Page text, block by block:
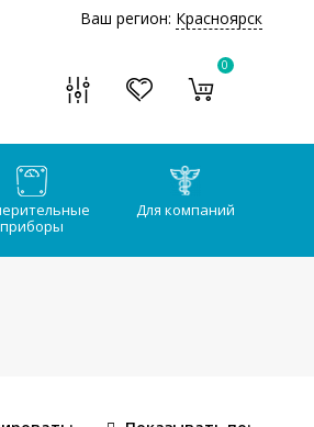
Ваш регион: Красноярск
0
приборы
Для компаний